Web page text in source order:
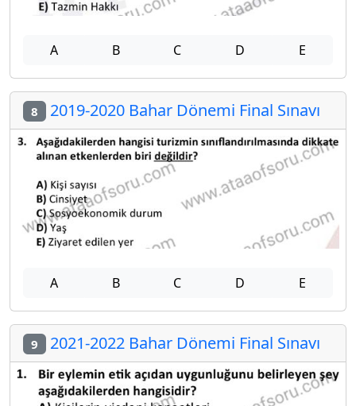
A B C D E
8 2019-2020 Bahar Dönemi Final Sınavı
A B C D E
9 2021-2022 Bahar Dönemi Final Sınavı